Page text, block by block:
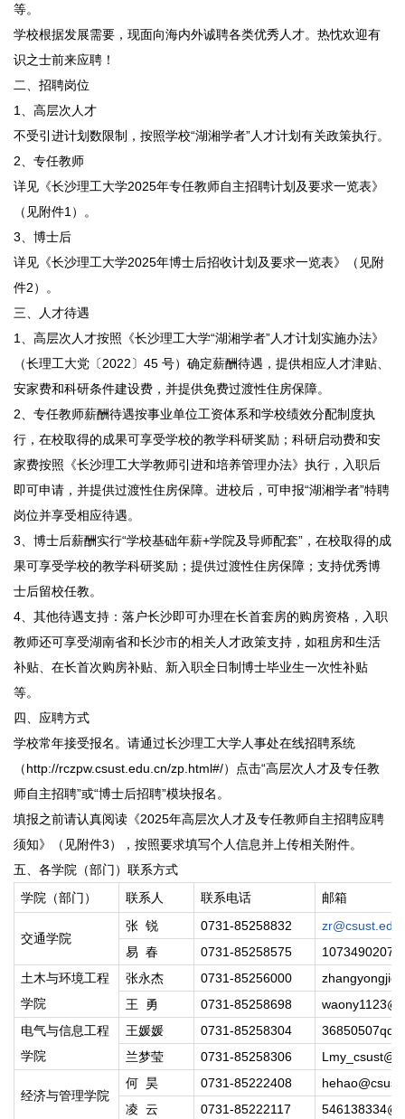
等。
学校根据发展需要，现面向海内外诚聘各类优秀人才。热忱欢迎有
识之士前来应聘！
二、招聘岗位
1、高层次人才
不受引进计划数限制，按照学校“湖湘学者”人才计划有关政策执行。
2、专任教师
详见《长沙理工大学2025年专任教师自主招聘计划及要求一览表》
（见附件1）。
3、博士后
详见《长沙理工大学2025年博士后招收计划及要求一览表》（见附
件2）。
三、人才待遇
1、高层次人才按照《长沙理工大学“湖湘学者”人才计划实施办法》
（长理工大党〔2022〕45 号）确定薪酬待遇，提供相应人才津贴、
安家费和科研条件建设费，并提供免费过渡性住房保障。
2、专任教师薪酬待遇按事业单位工资体系和学校绩效分配制度执
行，在校取得的成果可享受学校的教学科研奖励；科研启动费和安
家费按照《长沙理工大学教师引进和培养管理办法》执行，入职后
即可申请，并提供过渡性住房保障。进校后，可申报“湖湘学者”特聘
岗位并享受相应待遇。
3、博士后薪酬实行“学校基础年薪+学院及导师配套”，在校取得的成
果可享受学校的教学科研奖励；提供过渡性住房保障；支持优秀博
士后留校任教。
4、其他待遇支持：落户长沙即可办理在长首套房的购房资格，入职
教师还可享受湖南省和长沙市的相关人才政策支持，如租房和生活
补贴、在长首次购房补贴、新入职全日制博士毕业生一次性补贴
等。
四、应聘方式
学校常年接受报名。请通过长沙理工大学人事处在线招聘系统
（http://rczpw.csust.edu.cn/zp.html#/）点击“高层次人才及专任教
师自主招聘”或“博士后招聘”模块报名。
填报之前请认真阅读《2025年高层次人才及专任教师自主招聘应聘
须知》（见附件3），按照要求填写个人信息并上传相关附件。
五、各学院（部门）联系方式
学院（部门）
联系人 联系电话 邮箱
交通学院
张 锐 0731-85258832
易 春
0731-85258575
土木与环境工程
学院
张永杰 0731-85256000
王 勇
0731-85258698
电气与信息工程
学院
王媛媛 0731-85258304
兰梦莹
0731-85258306
经济与管理学院
何 昊 0731-85222408
凌 云
0731-85222117